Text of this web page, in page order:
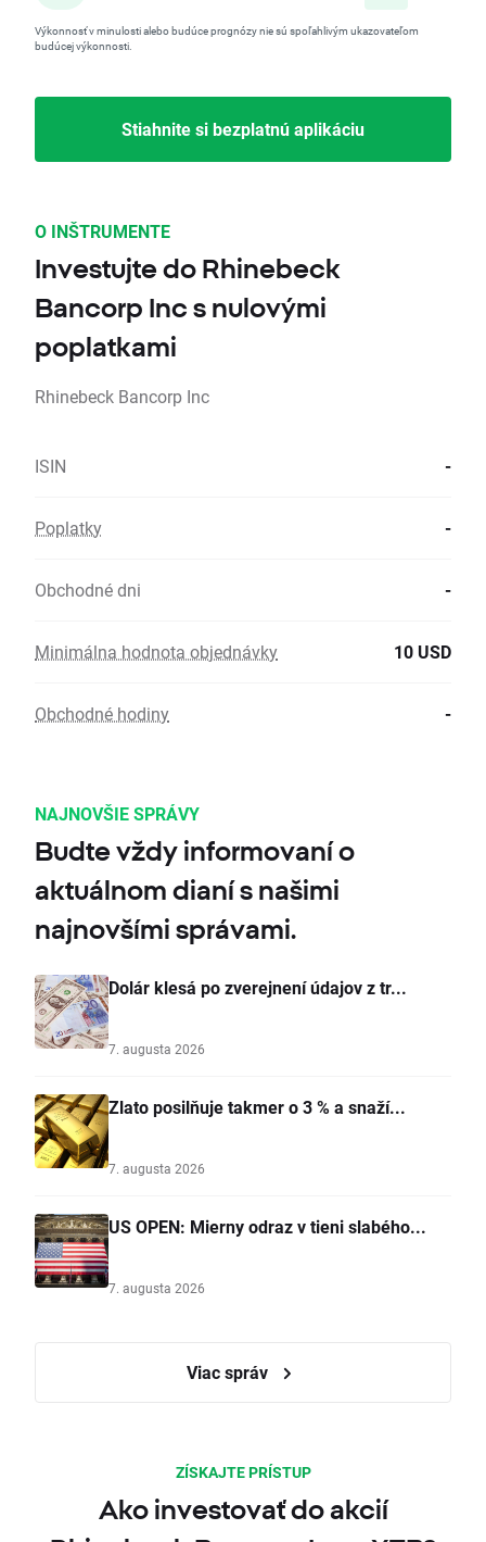
Výkonnosť v minulosti alebo budúce prognózy nie sú spoľahlivým ukazovateľom
budúcej výkonnosti.
Stiahnite si bezplatnú aplikáciu
O INŠTRUMENTE
Investujte do Rhinebeck
Bancorp Inc s nulovými
poplatkami
Rhinebeck Bancorp Inc
ISIN -
Poplatky -
Obchodné dni -
Minimálna hodnota objednávky 10 USD
Obchodné hodiny -
NAJNOVŠIE SPRÁVY
Budte vždy informovaní o
aktuálnom dianí s našimi
najnovšími správami.
Dolár klesá po zverejnení údajov z tr...
7. augusta 2026
Zlato posilňuje takmer o 3 % a snaží...
7. augusta 2026
US OPEN: Mierny odraz v tieni slabého...
7. augusta 2026
Viac správ
ZÍSKAJTE PRÍSTUP
Ako investovať do akcií